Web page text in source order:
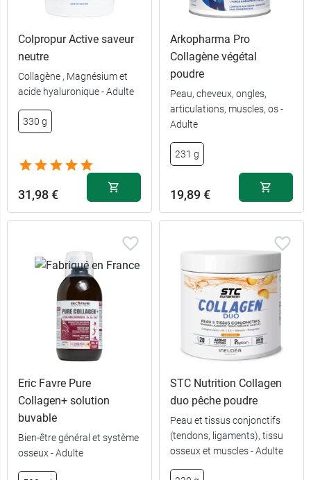
Colpropur Active saveur
neutre
Collagène , Magnésium et
acide hyaluronique - Adulte
330 g
31,98 €
Arkopharma Pro
Collagène végétal
poudre
Peau, cheveux, ongles,
articulations, muscles, os -
Adulte
231 g
19,89 €
Eric Favre Pure
Collagen+ solution
buvable
Bien-être général et système
osseux - Adulte
STC Nutrition Collagen
duo pêche poudre
Peau et tissus conjonctifs
(tendons, ligaments), tissu
osseux et muscles - Adulte